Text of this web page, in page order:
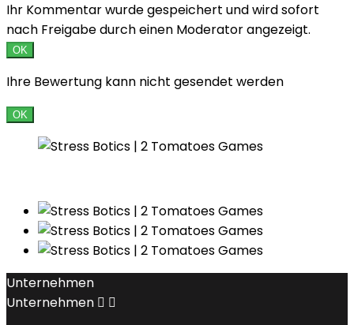
Ihr Kommentar wurde gespeichert und wird sofort
nach Freigabe durch einen Moderator angezeigt.
OK
Ihre Bewertung kann nicht gesendet werden
OK
Unternehmen
Unternehmen  